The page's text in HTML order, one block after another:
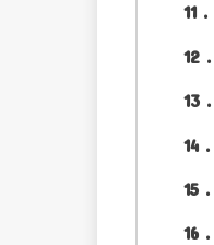
11
12
13
14
15
16